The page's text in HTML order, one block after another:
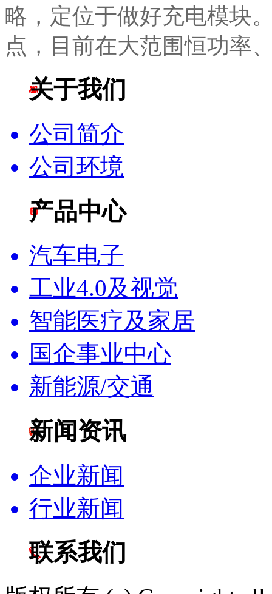
略，定位于做好充电模块
点，目前在大范围恒功率
关于我们
公司简介
公司环境
产品中心
汽车电子
工业4.0及视觉
智能医疗及家居
国企事业中心
新能源/交通
新闻资讯
企业新闻
行业新闻
联系我们